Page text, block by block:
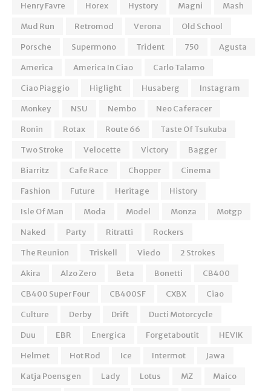
Henry Favre
Horex Hystory Magni
Mash
Mud Run
Retromod Verona
Old School
Porsche
Supermono Trident 750
Agusta
America
America In Ciao
Carlo Talamo
Ciao Piaggio
Higlight Husaberg
Instagram
Monkey
NSU Nembo
Neo Caferacer
Ronin
Rotax Route 66
Taste Of Tsukuba
Two Stroke
Velocette Victory
Bagger
Biarritz
Cafe Race Chopper
Cinema
Fashion
Future Heritage
History
Isle Of Man
Moda Model Monza
Motgp
Naked
Party Ritratti
Rockers
The Reunion
Triskell Viedo
2 Strokes
Akira
Alzo Zero Beta Bonetti
CB400
CB400 Super Four
CB400SF CXBX
Ciao
Culture
Derby Drift
Ducti Motorcycle
Duu
EBR Energica Forgetaboutit
HEVIK
Helmet
Hot Rod Ice Intermot
Jawa
Katja Poensgen
Lady Lotus MZ
Maico